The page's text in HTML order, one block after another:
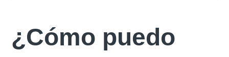
¿Cómo puedo